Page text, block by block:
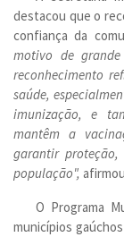
destacou que o
confiança da
motivo de
reconhecimento
saúde,
imunização, e
mantêm a
garantir
população",
O Programa
municípios